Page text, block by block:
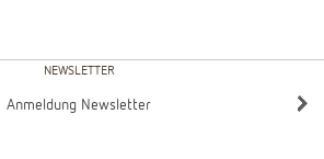
NEWSLETTER
Anmeldung Newsletter